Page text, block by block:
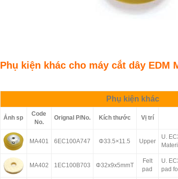
Phụ kiện khác cho máy cắt dây EDM
Phụ kiện khác
Ảnh sp
Code
No.
Orignal P/No. Kích thước Vị trí
MA401 6EC100A747 Φ33.5×11.5 Upper
U.
MA402 1EC100B703 Φ32x9x5mmT
Felt
pad
U.
pad